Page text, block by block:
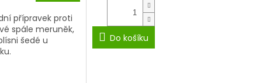
přípravek proti
spále meruněk,
šedé u
Do košíku